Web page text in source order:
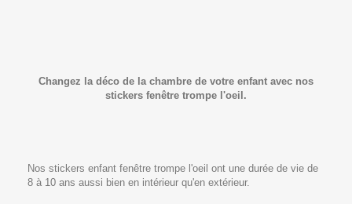
Changez la déco de la chambre de votre enfant avec nos
stickers fenêtre trompe l'oeil.
Nos stickers enfant fenêtre trompe l'oeil ont une durée de vie de
8 à 10 ans aussi bien en intérieur qu'en extérieur.